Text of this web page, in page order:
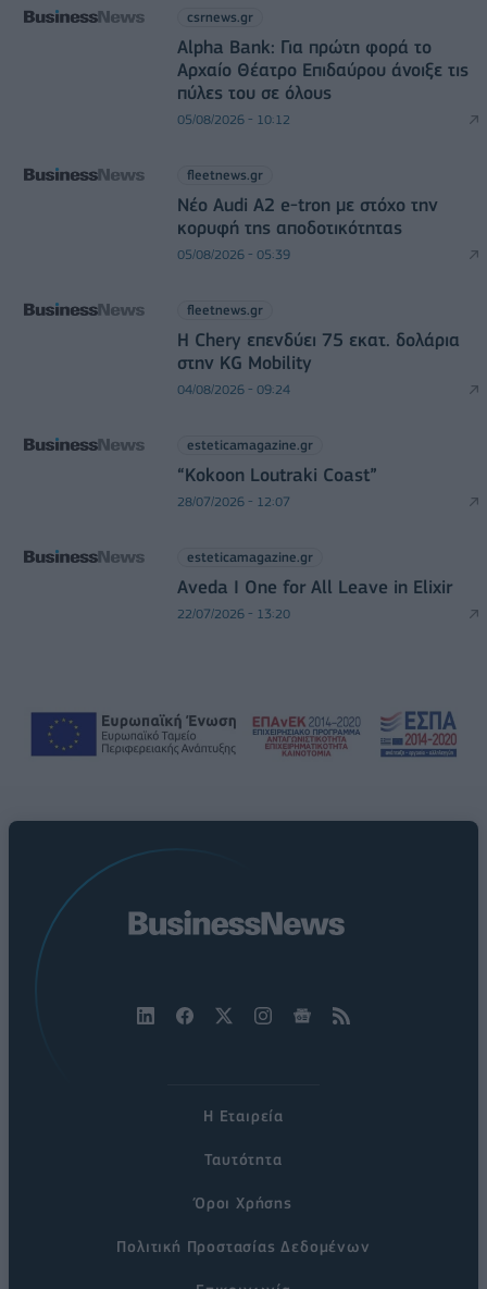
csrnews.gr
Alpha Bank: Για πρώτη φορά το
Αρχαίο Θέατρο Επιδαύρου άνοιξε τις
πύλες του σε όλους
05/08/2026 - 10:12
fleetnews.gr
Νέο Audi A2 e-tron με στόχο την
κορυφή της αποδοτικότητας
05/08/2026 - 05:39
fleetnews.gr
Η Chery επενδύει 75 εκατ. δολάρια
στην KG Mobility
04/08/2026 - 09:24
esteticamagazine.gr
“Kokoon Loutraki Coast”
28/07/2026 - 12:07
esteticamagazine.gr
Aveda I One for All Leave in Elixir
22/07/2026 - 13:20
Η Εταιρεία
Ταυτότητα
Όροι Χρήσης
Πολιτική Προστασίας Δεδομένων